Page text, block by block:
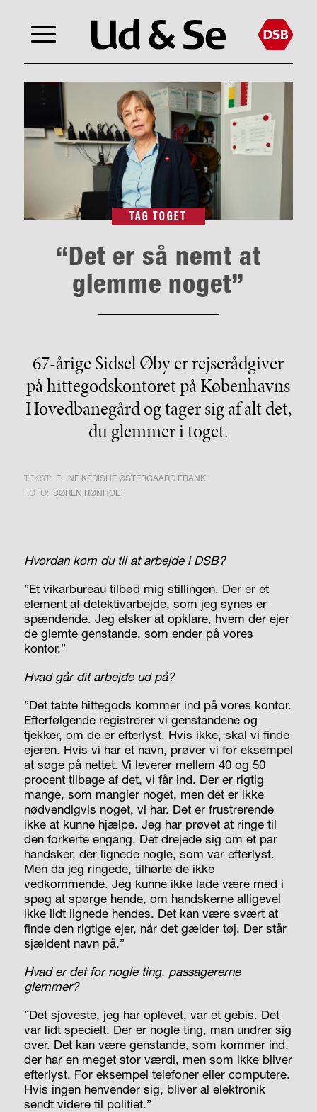
TAG TOGET
“Det er så nemt at
glemme noget”
67-årige Sidsel Øby er rejserådgiver
på hittegodskontoret på Københavns
Hovedbanegård og tager sig af alt det,
du glemmer i toget.
TEKST: ELINE KEDISHE ØSTERGAARD FRANK
FOTO: SØREN RØNHOLT
Hvordan kom du til at arbejde i DSB?
”Et vikarbureau tilbød mig stillingen. Der er et
element af detektiv­arbejde, som jeg synes er
spændende. Jeg elsker at opklare, hvem der ejer
de glemte genstande, som ender på vores
kontor.”
Hvad går dit arbejde ud på?
”Det tabte hittegods kommer ind på vores kontor.
Efterfølgende registrerer vi genstandene og
tjekker, om de er efterlyst. Hvis ikke, skal vi finde
ejeren. Hvis vi har et navn, prøver vi for eksempel
at søge på nettet. Vi leverer mellem 40 og 50
procent tilbage af det, vi får ind. Der er rigtig
mange, som mangler noget, men det er ikke
nødvendigvis noget, vi har. Det er frustrerende
ikke at kunne hjælpe. Jeg har prøvet at ringe til
den forkerte engang. Det drejede sig om et par
handsker, der lignede nogle, som var efterlyst.
Men da jeg ringede, tilhørte de ikke
vedkommende. Jeg kunne ikke lade være med i
spøg at spørge hende, om handskerne alligevel
ikke lidt lignede hendes. Det kan være svært at
finde den rigtige ejer, når det gælder tøj. Der står
sjældent navn på.”
Hvad er det for nogle ting, passagererne
glemmer?
”Det sjoveste, jeg har oplevet, var et gebis. Det
var lidt specielt. Der er nogle ting, man undrer sig
over. Det kan være genstande, som kommer ind,
der har en meget stor værdi, men som ikke bliver
efterlyst. For eksempel telefoner eller computere.
Hvis ingen henvender sig, bliver al elektronik
sendt videre til politiet.”